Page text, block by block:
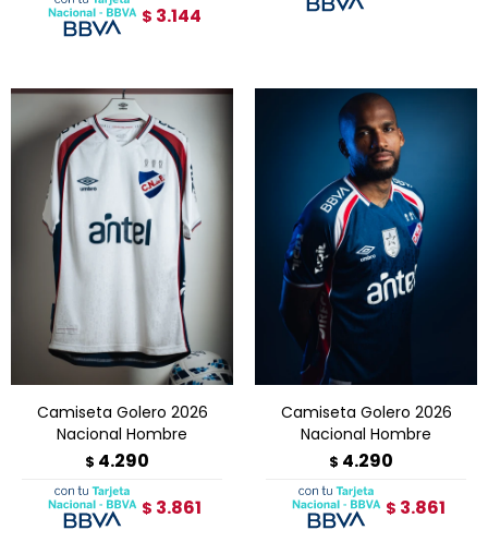
$ 3.144
Camiseta Golero 2026
Nacional Hombre
$ 4.290
$ 3.861
Camiseta Golero 2026
Nacional Hombre
$ 4.290
$ 3.861